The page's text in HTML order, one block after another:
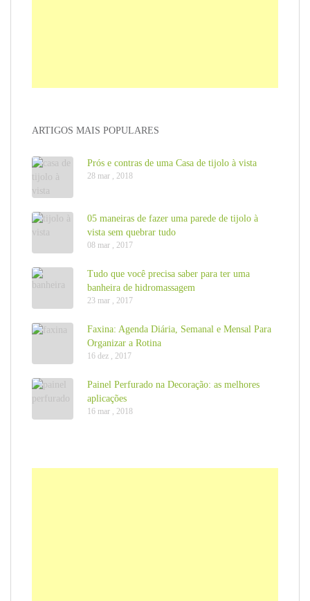
ARTIGOS MAIS POPULARES
Prós e contras de uma Casa de tijolo à vista
28 mar , 2018
05 maneiras de fazer uma parede de tijolo à
vista sem quebrar tudo
08 mar , 2017
Tudo que você precisa saber para ter uma
banheira de hidromassagem
23 mar , 2017
Faxina: Agenda Diária, Semanal e Mensal Para
Organizar a Rotina
16 dez , 2017
Painel Perfurado na Decoração: as melhores
aplicações
16 mar , 2018